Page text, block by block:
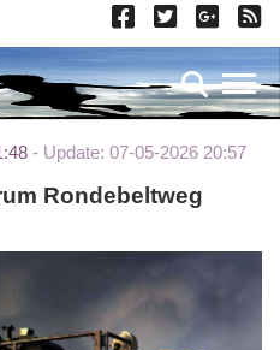
Update: 07-05-2026 20:57